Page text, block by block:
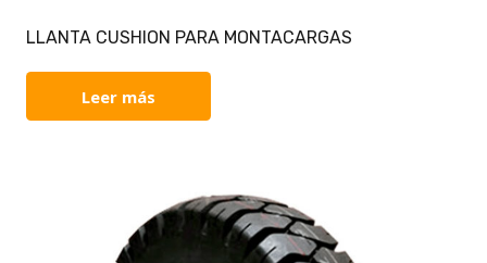
LLANTA CUSHION PARA MONTACARGAS
Leer más